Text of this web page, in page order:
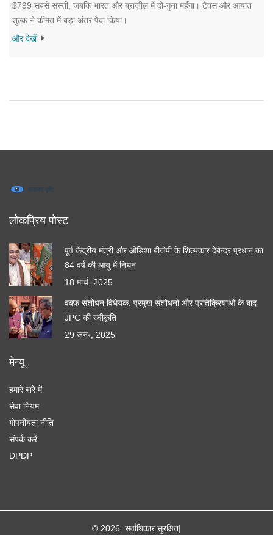
$799 सबसे सस्ती, जबकि भारत और ब्राज़ील में दो‑गुना महँगा। टैक्स और आयात
शुल्क ने कीमत में बड़ा अंतर पैदा किया।
और देखें
लोकप्रिय पोस्ट
पूर्व केंद्रीय मंत्री और ओडिशा बीजेपी के शिल्पकार देबेन्द्र प्रधान का
84 वर्ष की आयु में निधन
18 मार्च, 2025
वक्फ संशोधन विधेयक: प्रमुख संशोधनों और प्रतिक्रियाओं के बाद
JPC की स्वीकृति
29 जन॰, 2025
मेन्यू
हमारे बारे में
सेवा नियम
गोपनीयता नीति
संपर्क करें
DPDP
© 2026. सर्वाधिकार सुरक्षित|